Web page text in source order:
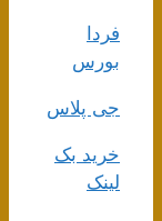
فردا
بورس
جی پلاس
خرید بک
لینک